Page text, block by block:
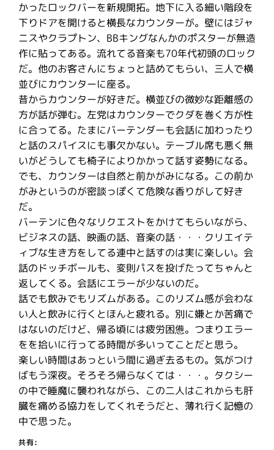
かったロックバーを新規開拓。地下に入る細い階段を
下りドアを開けると横長なカウンターが。壁にはジャ
ニスやクラプトン、BBキングなんかのポスターが無造
作に貼ってある。流れてる音楽も70年代初頭のロック
だ。他のお客さんにちょっと詰めてもらい、三人で横
並びにカウンターに座る。
昔からカウンターが好きだ。横並びの微妙な距離感の
方が話が弾む。左党はカウンターでクダを巻く方が性
に合ってる。たまにバーテンダーも会話に加わったり
と話のスパイスにも事欠かない。テーブル席も悪く無
いがどうしても椅子によりかかって話す姿勢になる。
でも、カウンターは自然と前かがみになる。この前か
がみというのが密談っぽくて危険な香りがして好き
だ。
バーテンに色々なリクエストをかけてもらいながら、
ビジネスの話、映画の話、音楽の話・・・クリエイテ
ィブな生き方をしてる連中と話すのは実に楽しい。会
話のドッチボールも、変則パスを投げたってちゃんと
返してくる。会話にエラーが少ないのだ。
話でも飲みでもリズムがある。このリズム感が会わな
い人と飲みに行くとほんと疲れる。別に嫌とか苦痛で
はないのだけど、帰る頃には疲労困憊。つまりエラー
をを拾いに行ってる時間が多いってことだと思う。
楽しい時間はあっという間に過ぎ去るもの。気がつけ
ばもう深夜。そろそろ帰らなくては・・・。タクシー
の中で睡魔に襲われながら、この二人はこれからも肝
臓を痛める協力をしてくれそうだと、薄れ行く記憶の
中で思った。
共有: